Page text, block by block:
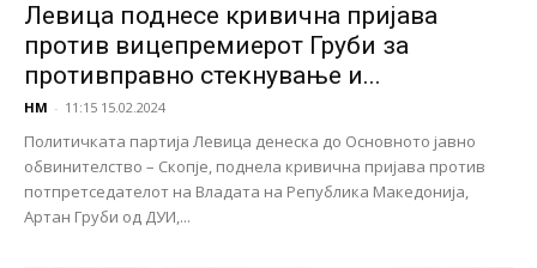
Левица поднесе кривична пријава
против вицепремиерот Груби за
противправно стекнување и...
НМ - 11:15 15.02.2024
Политичката партија Левица денеска до Основното јавно
обвинителство – Скопје, поднела кривична пријава против
потпретседателот на Владата на Република Македонија,
Артан Груби од ДУИ,...